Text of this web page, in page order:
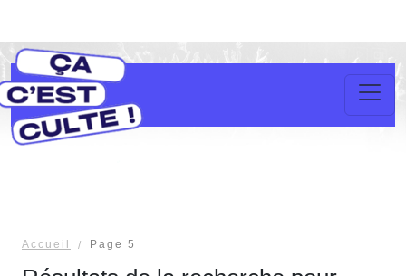
Accueil Page 5